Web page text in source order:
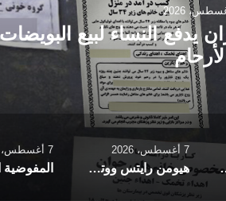
يدفع النساء لبيع
الأرحام
واسعة لمكافحة الفساد
7 أغسطس، 2026
هيومن رايتس ووتش ترصد تدهور الحقوق والحريات بمصر في ظل سياسات السلطة الحالية
7 أغسطس، 2026